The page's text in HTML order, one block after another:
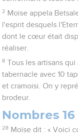
2 Moïse appela
l'esprit desquels
dont le cœur était
réaliser.
8 Tous les artisans
tabernacle avec 10
et cramoisi. On y
brodeur.
Nombres 16
28 Moïse dit : « Voici